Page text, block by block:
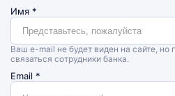
Имя *
Ваш e-mail не будет виден на сайте, но
связаться сотрудники банка.
Email *